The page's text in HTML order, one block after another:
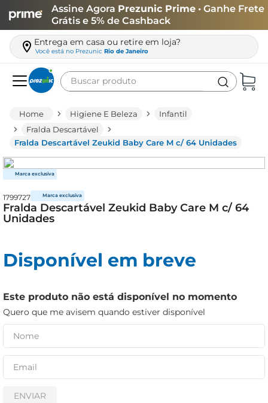
Assine Agora Prezunic Prime • Ganhe Frete
Grátis e 5% de Cashback
Entrega em casa ou retire em loja?
Você está no Prezunic Rio de Janeiro
Buscar produto
Higiene E Beleza
Infantil
Fralda Descartável
Fralda Descartável Zeukid Baby Care M c/ 64 Unidades
1799727
Fralda Descartável Zeukid Baby Care M c/ 64
Unidades
Disponível em breve
Este produto não está disponível no momento
Quero que me avisem quando estiver disponível
ENVIAR
leite
biscoito
iogurte
cerveja